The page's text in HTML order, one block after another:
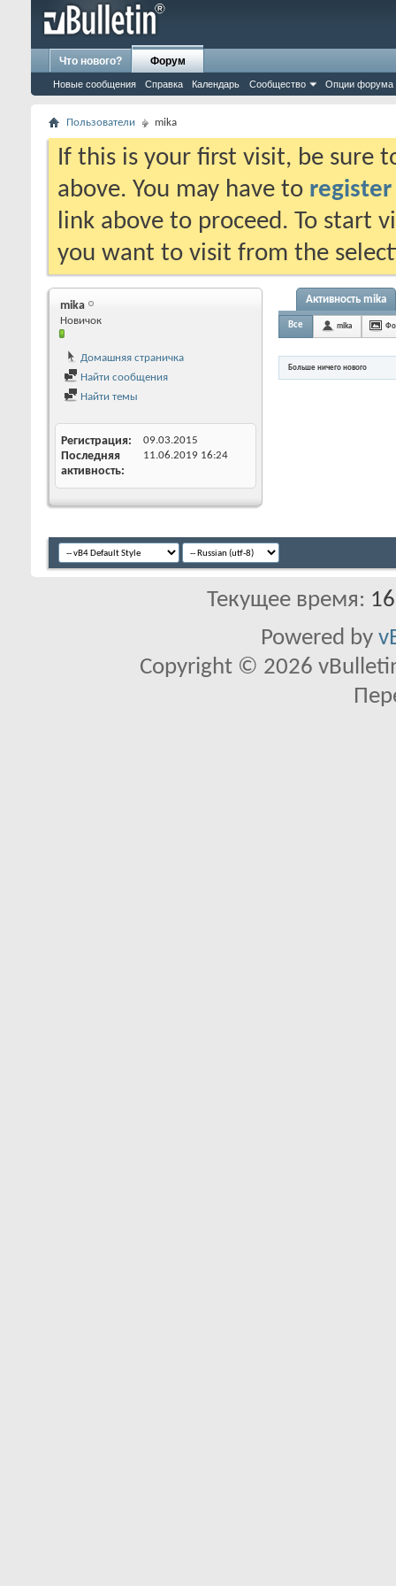
Что нового? Форум
Новые сообщения Справка Календарь Сообщество Опции форума
Пользователи mika
If this is your first visit, be sure
above. You may have to register
link above to proceed. To start
you want to visit from the
mika
Новичок
Домашняя страничка
Найти сообщения
Найти темы
Регистрация 09.03.2015
Последняя
активность
11.06.2019 16:24
Активность mika
Все mika
Больше ничего нового
Текущее время:
Powered by
Copyright © 2026